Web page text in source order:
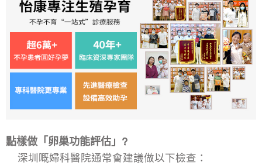
點樣做「卵巢功能評估」?
深圳嘅婦科醫院通常會建議做以下檢查：